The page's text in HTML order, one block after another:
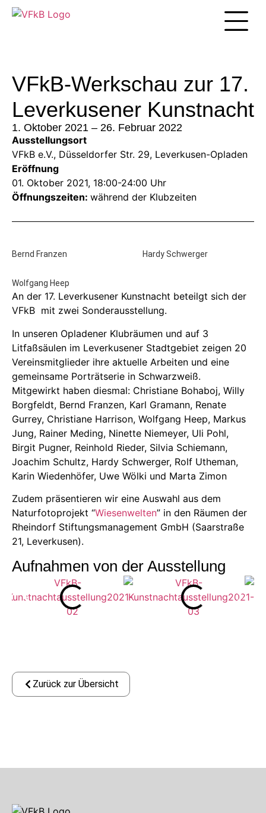
VFkB-Werkschau zur 17.
Leverkusener Kunstnacht
1. Oktober 2021 – 26. Februar 2022
Ausstellungsort
VFkB e.V., Düsseldorfer Str. 29, Leverkusen-Opladen
Eröffnung
01. Oktober 2021, 18:00-24:00 Uhr
Öffnungszeiten: während der Klubzeiten
Hardy Schwerger
Bernd Franzen
Wolfgang Heep
An der 17. Leverkusener Kunstnacht beteilgt sich der
VFkB mit zwei Sonderausstellung.
In unseren Opladener Klubräumen und auf 3
Litfaßsäulen im Leverkusener Stadtgebiet zeigen 20
Vereinsmitglieder ihre aktuelle Arbeiten und eine
gemeinsame Porträtserie in Schwarzweiß.
Mitgewirkt haben diesmal: Christiane Bohaboj, Willy
Borgfeldt, Bernd Franzen, Karl Gramann, Renate
Gurrey, Christiane Harrison, Wolfgang Heep, Markus
Jung, Rainer Meding, Ninette Niemeyer, Uli Pohl,
Birgit Pugner, Reinhold Rieder, Silvia Schiemann,
Joachim Schultz, Hardy Schwerger, Rolf Utheman,
Karin Wiedenhöfer, Uwe Wölki und Marta Zimon
Zudem präsentieren wir eine Auswahl aus dem
Naturfotoprojekt “Wiesenwelten” in den Räumen der
Rheindorf Stiftungsmanagement GmbH (Saarstraße
21, Leverkusen).
Aufnahmen von der Ausstellung
Zurück zur Übersicht